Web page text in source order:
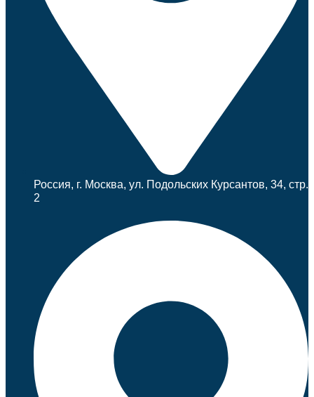
Россия, г. Москва, ул. Подольских Курсантов, 34, стр.
2